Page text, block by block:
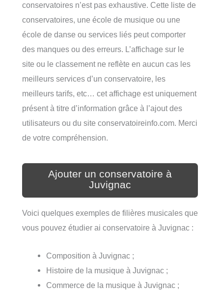
conservatoires n’est pas exhaustive. Cette liste de
conservatoires, une école de musique ou une
école de danse ou services liés peut comporter
des manques ou des erreurs. L’affichage sur le
site ou le classement ne reflète en aucun cas les
meilleurs services d’un conservatoire, les
meilleurs tarifs, etc… cet affichage est uniquement
présent à titre d’information grâce à l’ajout des
utilisateurs ou du site conservatoireinfo.com. Merci
de votre compréhension.
Ajouter un conservatoire à
Juvignac
Voici quelques exemples de filières musicales que
vous pouvez étudier ai conservatoire à Juvignac :
Composition à Juvignac ;
Histoire de la musique à Juvignac ;
Commerce de la musique à Juvignac ;